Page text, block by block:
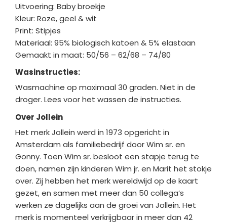
Uitvoering: Baby broekje
Kleur: Roze, geel & wit
Print: Stipjes
Materiaal: 95% biologisch katoen & 5% elastaan
Gemaakt in maat: 50/56 – 62/68 – 74/80
Wasinstructies:
Wasmachine op maximaal 30 graden. Niet in de
droger. Lees voor het wassen de instructies.
Over Jollein
Het merk Jollein werd in 1973 opgericht in
Amsterdam als familiebedrijf door Wim sr. en
Gonny. Toen Wim sr. besloot een stapje terug te
doen, namen zijn kinderen Wim jr. en Marit het stokje
over. Zij hebben het merk wereldwijd op de kaart
gezet, en samen met meer dan 50 collega’s
werken ze dagelijks aan de groei van Jollein. Het
merk is momenteel verkrijgbaar in meer dan 42